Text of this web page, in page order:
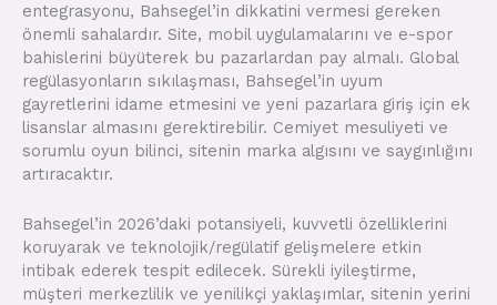
entegrasyonu, Bahsegel’in dikkatini vermesi gereken
önemli sahalardır. Site, mobil uygulamalarını ve e-spor
bahislerini büyüterek bu pazarlardan pay almalı. Global
regülasyonların sıkılaşması, Bahsegel’in uyum
gayretlerini idame etmesini ve yeni pazarlara giriş için ek
lisanslar almasını gerektirebilir. Cemiyet mesuliyeti ve
sorumlu oyun bilinci, sitenin marka algısını ve saygınlığını
artıracaktır.
Bahsegel’in 2026’daki potansiyeli, kuvvetli özelliklerini
koruyarak ve teknolojik/regülatif gelişmelere etkin
intibak ederek tespit edilecek. Sürekli iyileştirme,
müşteri merkezlilik ve yenilikçi yaklaşımlar, sitenin yerini